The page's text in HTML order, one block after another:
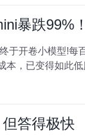
暴跌99%
于开卷小模型!
，已变得如此
答得极快